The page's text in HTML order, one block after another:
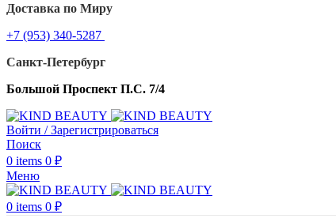
Доставка по Миру
+7 (953) 340-5287
Санкт-Петербург
Большой Проспект П.С. 7/4
Войти / Зарегистрироваться
Поиск
0 items 0 ₽
Меню
0 items 0 ₽